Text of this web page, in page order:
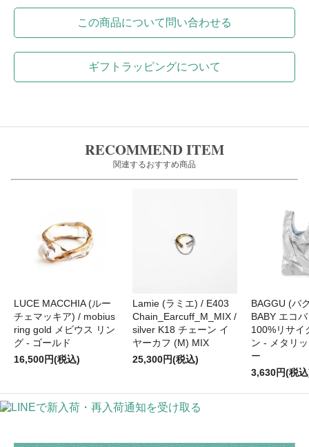
この商品について問い合わせる
ギフトラッピングについて
RECOMMEND ITEM
関連するおすすめ商品
LUCE MACCHIA (ルー
チェマッキア) / mobius
ring gold メビウス リン
グ - ゴールド
16,500円(税込)
Lamie (ラミエ) / E403
Chain_Earcuff_M_MIX /
silver K18 チェーン イ
ヤーカフ (M) MIX
25,300円(税込)
BAGGU (バ
BABY エコ
100%リサイ
ン - メタリ
ー
3,630円(税